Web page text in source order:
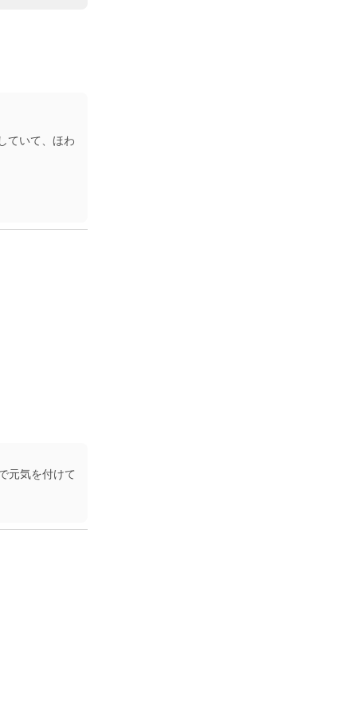
ていて、ほわ
元気を付けて